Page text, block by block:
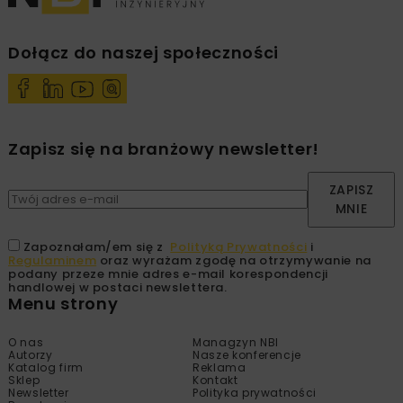
Dołącz do naszej społeczności
Zapisz się na branżowy newsletter!
ZAPISZ
MNIE
Zapoznałam/em się z Polityką Prywatności i
Regulaminem oraz wyrażam zgodę na otrzymywanie na
podany przeze mnie adres e-mail korespondencji
handlowej w postaci newslettera.
Menu strony
O nas
Managzyn NBI
Autorzy
Nasze konferencje
Katalog firm
Reklama
Sklep
Kontakt
Newsletter
Polityka prywatności